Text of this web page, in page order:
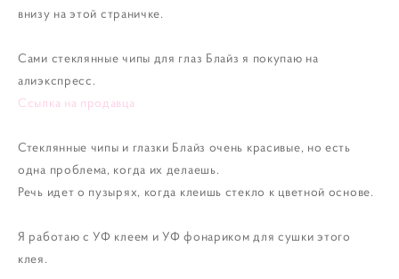
внизу на этой страничке.
Сами стеклянные чипы для глаз Блайз я покупаю на
алиэкспресс.
Ссылка на продавца
Стеклянные чипы и глазки Блайз очень красивые, но есть
одна проблема, когда их делаешь.
Речь идет о пузырях, когда клеишь стекло к цветной основе.
Я работаю с УФ клеем и УФ фонариком для сушки этого
клея.